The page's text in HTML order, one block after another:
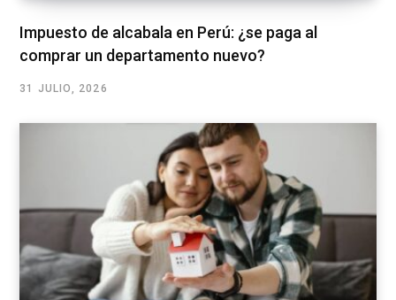
Impuesto de alcabala en Perú: ¿se paga al
comprar un departamento nuevo?
31 JULIO, 2026